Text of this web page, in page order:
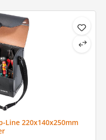
Line 220x140x250mm